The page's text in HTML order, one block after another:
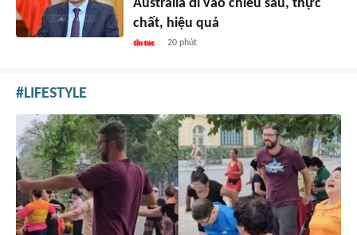
Australia đi vào chiều sâu, thực
chất, hiệu quả
20 phút
LIFESTYLE